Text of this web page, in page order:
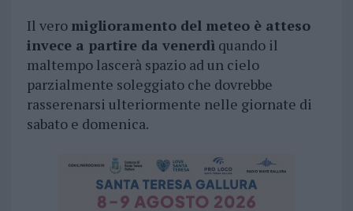
Il vero miglioramento del meteo è atteso
invece a partire da venerdìquando il
maltempo lascerà spazio ad un cielo
parzialmente soleggiato che dovrebbe
rasserenarsi ulteriormente nelle giornate di
sabato e domenica.